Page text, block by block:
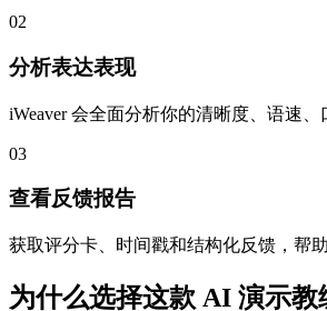
02
分析表达表现
iWeaver 会全面分析你的清晰度、语速
03
查看反馈报告
获取评分卡、时间戳和结构化反馈，帮
为什么选择这款 AI 演示教